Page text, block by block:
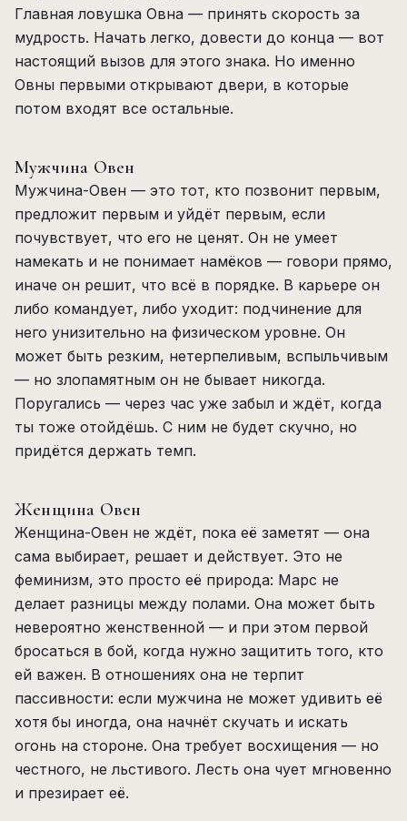
Главная ловушка Овна — принять скорость за
мудрость. Начать легко, довести до конца — вот
настоящий вызов для этого знака. Но именно
Овны первыми открывают двери, в которые
потом входят все остальные.
Мужчина Овен
Мужчина-Овен — это тот, кто позвонит первым,
предложит первым и уйдёт первым, если
почувствует, что его не ценят. Он не умеет
намекать и не понимает намёков — говори прямо,
иначе он решит, что всё в порядке. В карьере он
либо командует, либо уходит: подчинение для
него унизительно на физическом уровне. Он
может быть резким, нетерпеливым, вспыльчивым
— но злопамятным он не бывает никогда.
Поругались — через час уже забыл и ждёт, когда
ты тоже отойдёшь. С ним не будет скучно, но
придётся держать темп.
Женщина Овен
Женщина-Овен не ждёт, пока её заметят — она
сама выбирает, решает и действует. Это не
феминизм, это просто её природа: Марс не
делает разницы между полами. Она может быть
невероятно женственной — и при этом первой
бросаться в бой, когда нужно защитить того, кто
ей важен. В отношениях она не терпит
пассивности: если мужчина не может удивить её
хотя бы иногда, она начнёт скучать и искать
огонь на стороне. Она требует восхищения — но
честного, не льстивого. Лесть она чует мгновенно
и презирает её.